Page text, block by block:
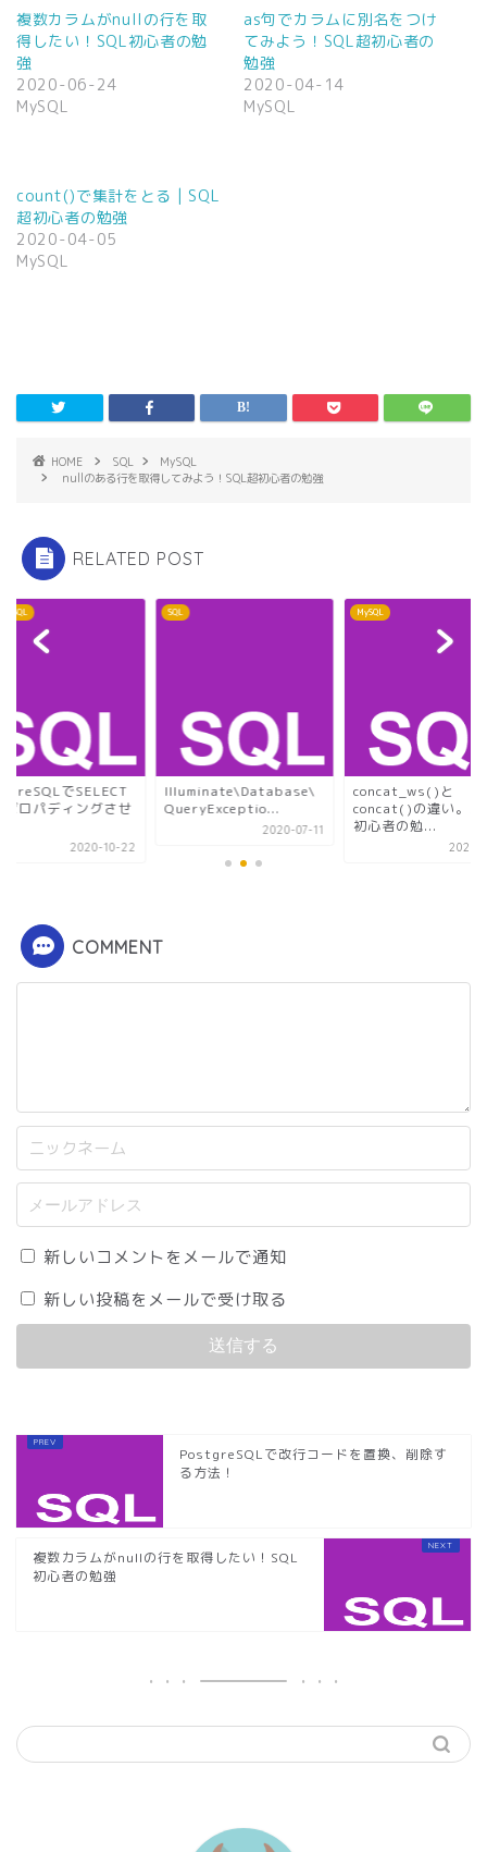
t
e
r
有
(
新
ド
ウ
で
開
き
ま
有
す
る
ク
だ
さ
い
(
新
ま
)
複数カラムがnullの行を取
得したい！SQL初心者の勉
強
2020-06-24
MySQL
as句でカラムに別名をつけ
てみよう！SQL超初心者の
勉強
2020-04-14
MySQL
count()で集計をとる | SQL
超初心者の勉強
2020-04-05
MySQL
HOME SQL
MySQL
nullのある行を取得してみよう！SQL超初心者の勉強
RELATED POST
でSELECT
ゼロパディングさせ
2020-10-22
SQL
Illuminate\Database\
QueryExceptio...
2020-07-11
MySQL
concat_ws()と
concat()の違い。
初心者の勉...
2020-
COMMENT
新しいコメントをメールで通知
新しい投稿をメールで受け取る
PostgreSQLで改行コードを置換、削除す
る方法！
複数カラムがnullの行を取得したい！SQL
初心者の勉強